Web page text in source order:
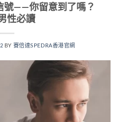
號——你留意到了嗎？
性必讀
BY 賽倍達SPEDRA香港官網